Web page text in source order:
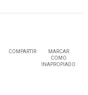
COMPARTIR
MARCAR
COMO
INAPROPIADO